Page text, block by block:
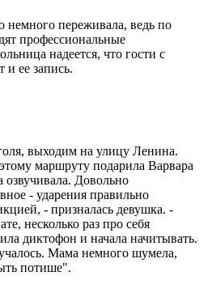
немного переживала, ведь по
профессиональные
надеется, что гости с
и ее запись.
выходим на улицу Ленина.
маршруту подарила Варвара
Довольно
- ударения правильно
- призналась девушка. -
несколько раз про себя
диктофон и начала начитывать.
Мама немного шумела,
потише".